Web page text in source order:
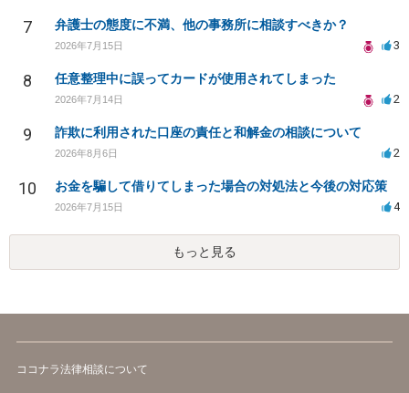
7 弁護士の態度に不満、他の事務所に相談すべきか？
2026年7月15日 3
8 任意整理中に誤ってカードが使用されてしまった
2026年7月14日 2
9 詐欺に利用された口座の責任と和解金の相談について
2026年8月6日 2
10 お金を騙して借りてしまった場合の対処法と今後の対応策
2026年7月15日 4
もっと見る
ココナラ法律相談について